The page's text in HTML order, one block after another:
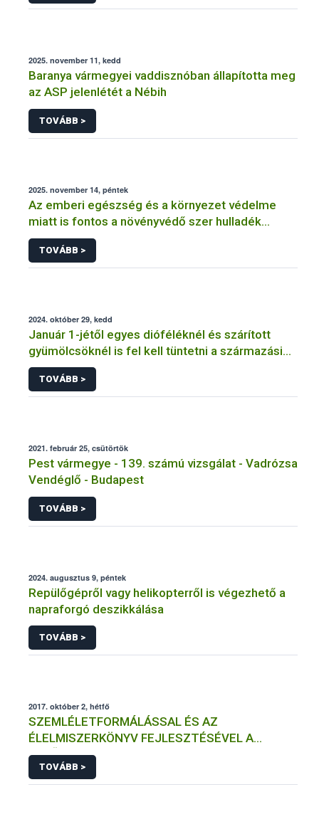
2025. november 11, kedd
Baranya vármegyei vaddisznóban állapította meg
az ASP jelenlétét a Nébih
TOVÁBB >
2025. november 14, péntek
Az emberi egészség és a környezet védelme
miatt is fontos a növényvédő szer hulladék
szabályszerű kezelése
TOVÁBB >
2024. október 29, kedd
Január 1-jétől egyes dióféléknél és szárított
gyümölcsöknél is fel kell tüntetni a származási
országot
TOVÁBB >
2021. február 25, csütörtök
Pest vármegye - 139. számú vizsgálat - Vadrózsa
Vendéglő - Budapest
TOVÁBB >
2024. augusztus 9, péntek
Repülőgépről vagy helikopterről is végezhető a
napraforgó deszikkálása
TOVÁBB >
2017. október 2, hétfő
SZEMLÉLETFORMÁLÁSSAL ÉS AZ
ÉLELMISZERKÖNYV FEJLESZTÉSÉVEL A
MINŐSÉGI MAGYAR PÉKTERMÉKEK
(EL)ISMERTSÉGÉÉRT
TOVÁBB >